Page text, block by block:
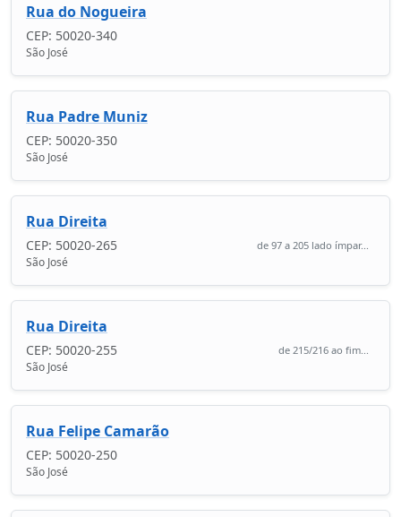
Rua do Nogueira
CEP: 50020-340
São José
Rua Padre Muniz
CEP: 50020-350
São José
Rua Direita
CEP: 50020-265 de 97 a 205 lado ímpar...
São José
Rua Direita
CEP: 50020-255 de 215/216 ao fim...
São José
Rua Felipe Camarão
CEP: 50020-250
São José